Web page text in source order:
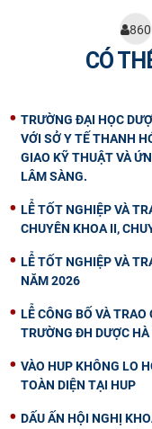
860
CÓ
TRƯỜNG ĐẠI HỌC
VỚI SỞ Y TẾ THANH
GIAO KỸ THUẬT VÀ
LÂM SÀNG.
LỄ TỐT NGHIỆP VÀ
CHUYÊN KHOA II,
LỄ TỐT NGHIỆP VÀ
NĂM 2026
LỄ CÔNG BỐ VÀ
TRƯỜNG ĐH DƯỢC HÀ
VÀO HUP KHÔNG LO
TOÀN DIỆN TẠI HUP
DẤU ẤN HỘI NGHỊ